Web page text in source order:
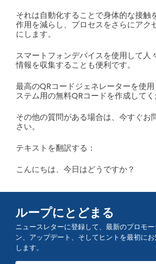
それは自動化することで身体的な接触
作用を減らし、プロセスをさらにアク
にします。
スマートフォンデバイスを使用して人
情報を収集することも便利です。
最高のQRコードジェネレーターを使
ステム用の無料QRコードを作成してく
その他の質問がある場合は、今すぐお
さい。
テキストを翻訳する：
こんにちは、今日はどうですか？
ループにとどまる
ニュースレターに登録して、最新のプロモー
ン、アップデート、そしてヒントを最初に
します。